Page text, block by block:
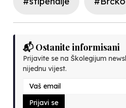
📬 Ostanite informisani
Prijavite se na Školegijum
nijednu vijest.
Prijavi se